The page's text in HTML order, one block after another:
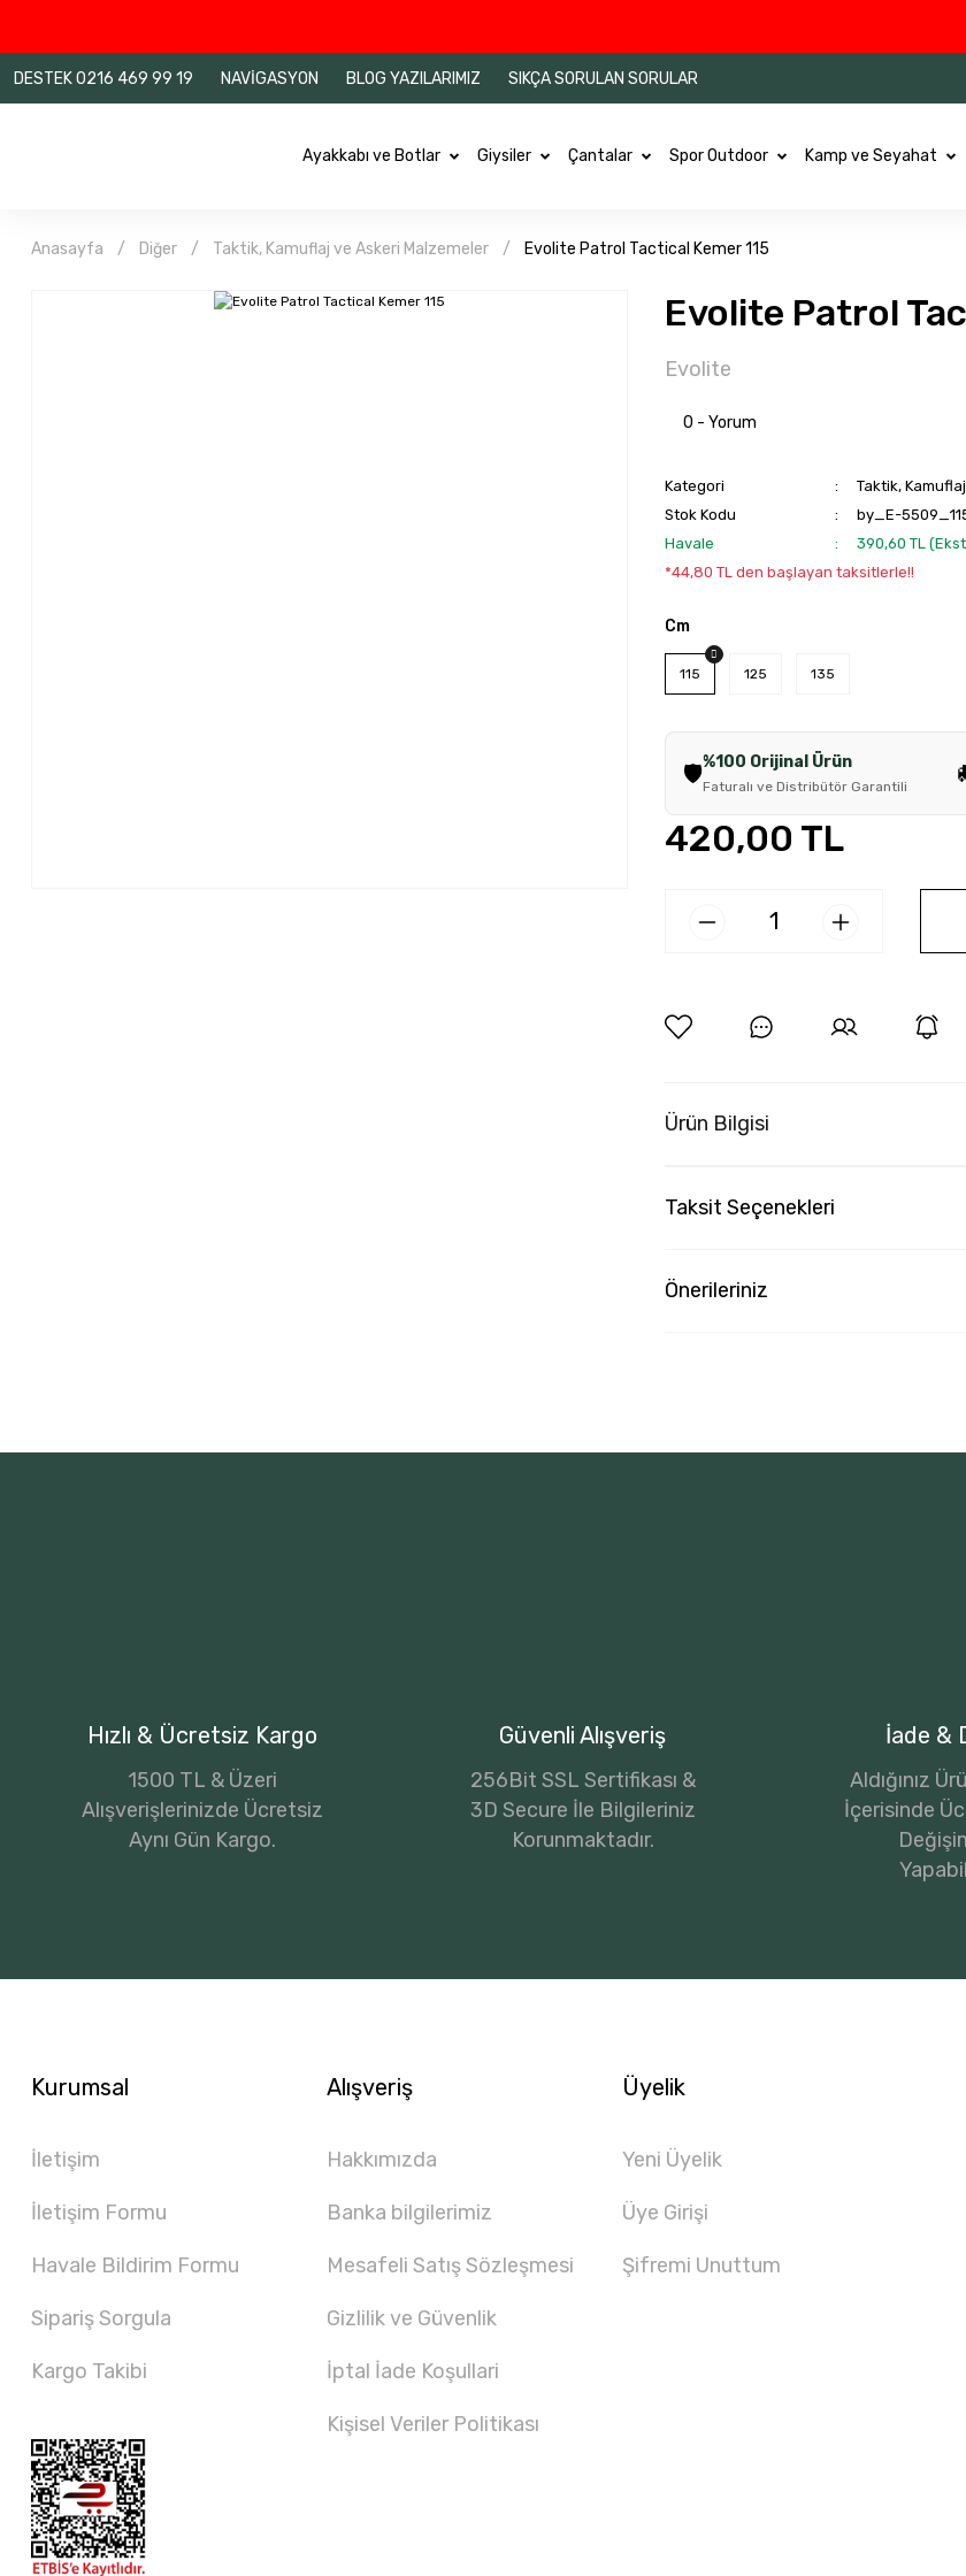
DESTEK 0216 469 99 19 NAVİGASYON BLOG YAZILARIMIZ SIKÇA SORULAN SORULAR
Ayakkabı ve Botlar Giysiler Çantalar Spor Outdoor Kamp ve Seyahat
Anasayfa Diğer Taktik, Kamuflaj ve Askeri Malzemeler Evolite Patrol Tactical Kemer 115
Evolite Patrol
Evolite
0 - Yorum
Kategori
Taktik,
Stok Kodu
by_E-
Havale
390,60 TL
*44,80 TL den başlayan taksitlerle!!
Cm
115 125 135
🛡️%100 Orijinal Ürün
Faturalı ve Distribütör Garantili
420,00 TL
Ürün Bilgisi
Taksit Seçenekleri
Önerileriniz
Hızlı & Ücretsiz Kargo
1500 TL & Üzeri
Alışverişlerinizde Ücretsiz
Aynı Gün Kargo.
Güvenli Alışveriş
256Bit SSL Sertifikası &
3D Secure İle Bilgileriniz
Korunmaktadır.
İade &
Aldığınız
İçerisinde
Kurumsal
İletişim
İletişim Formu
Havale Bildirim Formu
Sipariş Sorgula
Kargo Takibi
Alışveriş
Hakkımızda
Banka bilgilerimiz
Mesafeli Satış Sözleşmesi
Gizlilik ve Güvenlik
İptal İade Koşullari
Kişisel Veriler Politikası
Üyelik
Yeni Üyelik
Üye Girişi
Şifremi Unuttum